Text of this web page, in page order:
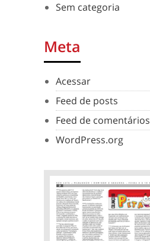
Sem categoria
Meta
Acessar
Feed de posts
Feed de comentários
WordPress.org